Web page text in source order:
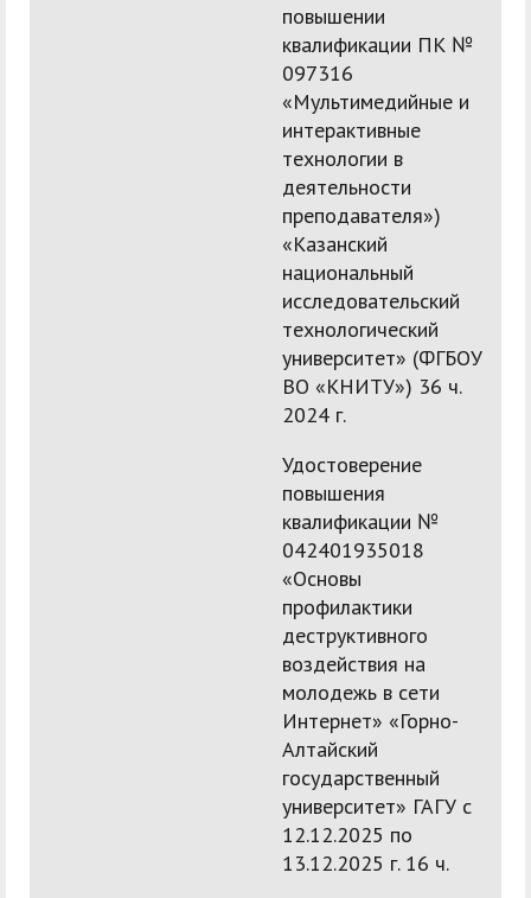
повышении
квалификации ПК №
097316
«Мультимедийные и
интерактивные
технологии в
деятельности
преподавателя»)
«Казанский
национальный
исследовательский
технологический
университет» (ФГБОУ
ВО «КНИТУ») 36 ч.
2024 г.
Удостоверение
повышения
квалификации №
042401935018
«Основы
профилактики
деструктивного
воздействия на
молодежь в сети
Интернет» «Горно-
Алтайский
государственный
университет» ГАГУ с
12.12.2025 по
13.12.2025 г. 16 ч.